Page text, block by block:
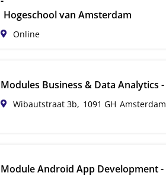
Hogeschool van Amsterdam
Online
Modules Business & Data Analytics -
Wibautstraat 3b, 1091 GH Amsterdam
Module Android App Development -